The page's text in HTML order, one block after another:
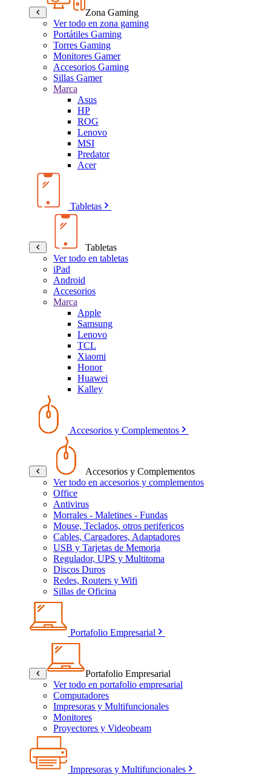
Zona Gaming
Ver todo en zona gaming
Portátiles Gaming
Torres Gaming
Monitores Gamer
Accesorios Gaming
Sillas Gamer
Marca
Asus
HP
ROG
Lenovo
MSI
Predator
Acer
Tabletas
Tabletas
Ver todo en tabletas
iPad
Android
Accesorios
Marca
Apple
Samsung
Lenovo
TCL
Xiaomi
Honor
Huawei
Kalley
Accesorios y Complementos
Accesorios y Complementos
Ver todo en accesorios y complementos
Office
Antivirus
Morrales - Maletines - Fundas
Mouse, Teclados, otros perifericos
Cables, Cargadores, Adaptadores
USB y Tarjetas de Memoria
Regulador, UPS y Multitoma
Discos Duros
Redes, Routers y Wifi
Sillas de Oficina
Portafolio Empresarial
Portafolio Empresarial
Ver todo en portafolio empresarial
Computadores
Impresoras y Multifuncionales
Monitores
Proyectores y Videobeam
Impresoras y Multifuncionales